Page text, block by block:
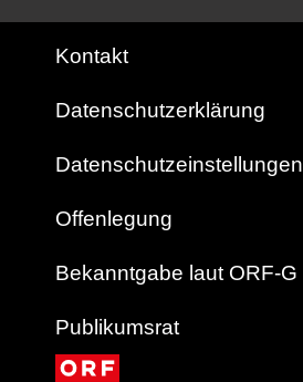
Kontakt
Datenschutzerklärung
Datenschutzeinstellungen
Offenlegung
Bekanntgabe laut ORF-G
Publikumsrat